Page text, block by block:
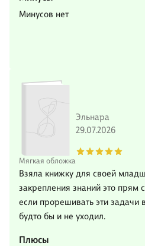
Минусов нет
Мягкая обложка
Эльнара
29.07.2026
Взяла книжку для своей
закрепления знаний это прям
если прорешивать эти задачи
будто бы и не уходил.
Плюсы